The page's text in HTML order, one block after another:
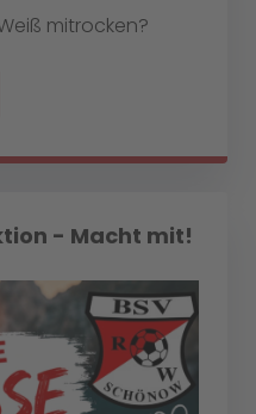
mitrocken?
- Macht mit!